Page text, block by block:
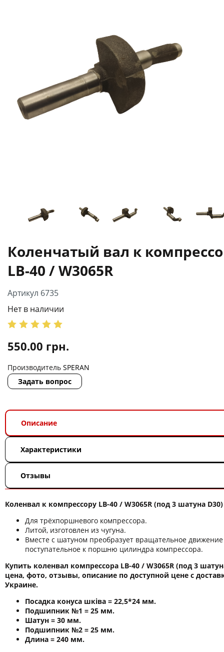
Коленчатый вал к
LB-40 / W3065R
Артикул 6735
Нет в наличии
550.00 грн.
Производитель SPERAN
Задать вопрос
Описание
Характеристики
Отзывы
Коленвал к компрессору LB-40 / W3065R (под 3 шатуна D30)
Для трёхпоршневого компрессора.
Литой, изготовлен из чугуна.
Вместе с шатуном преобразует вращательное
поступательное к поршню цилиндра компрессора.
Купить коленвал компрессора LB-40 / W3065R (под 3
цена, фото, отзывы, описание по доступной цене с
Украине.
Посадка конуса шківа = 22,5*24 мм.
Подшипник №1 = 25 мм.
Шатун = 30 мм.
Подшипник №2 = 25 мм.
Длина = 240 мм.